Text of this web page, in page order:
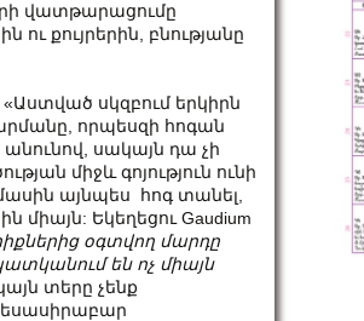
վատթարացումը
քույրերին, բնությանը
«Աստված սկզբում երկիրն
որպեսզի հոգան
սակայն դա չի
միջև գոյություն ունի
այնպես հոգ տանել,
միայն: Եկեղեցու Gaudium
օգտվող մարդը
են ոչ միայն
տերը չենք
եսասիրաբար